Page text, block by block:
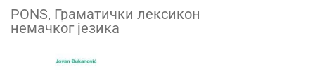
PONS, Граматички лексикон
немачког језика